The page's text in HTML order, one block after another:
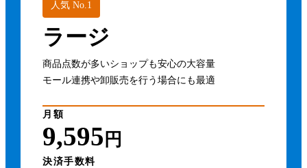
人気 No.1
ラージ
商品点数が多いショップも安心の大容量
モール連携や卸販売を行う場合にも最適
月額
9,595 円
決済手数料